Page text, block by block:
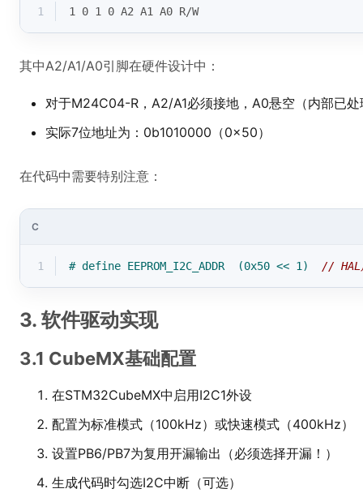
1 1 0 1 0 A2 A1 A0 R/W
其中A2/A1/A0引脚在硬件设计中：
对于M24C04-R，A2/A1必须接地，A0悬空（内部已处
实际7位地址为：0b1010000（0x50）
在代码中需要特别注意：
C
1 # define EEPROM_I2C_ADDR  (0x50 << 1) // HAL
3. 软件驱动实现
3.1 CubeMX基础配置
在STM32CubeMX中启用I2C1外设
配置为标准模式（100kHz）或快速模式（400kHz）
设置PB6/PB7为复用开漏输出（必须选择开漏！）
生成代码时勾选I2C中断（可选）